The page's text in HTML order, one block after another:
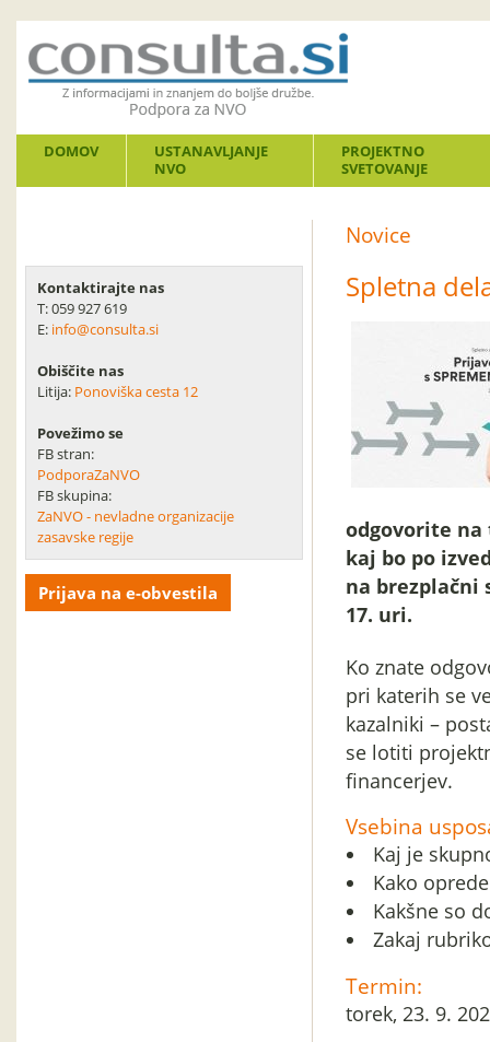
DOMOV
USTANAVLJANJE
NVO
PROJEKTNO
SVETOVANJE
Kontaktirajte nas
T: 059 927 619
E: info@consulta.si
Obiščite nas
Litija: Ponoviška cesta 12
Povežimo se
FB stran:
PodporaZaNVO
FB skupina:
ZaNVO - nevladne organizacije
zasavske regije
Prijava na e-obvestila
Novice
Spletna
odgovorite
kaj bo po
na brezplačni
17. uri.
Ko znate
pri katerih se
kazalniki –
se lotiti
financerjev.
Vsebina
Kaj je
Kako
Kakšne so
Zakaj
Termin:
torek, 23. 9.